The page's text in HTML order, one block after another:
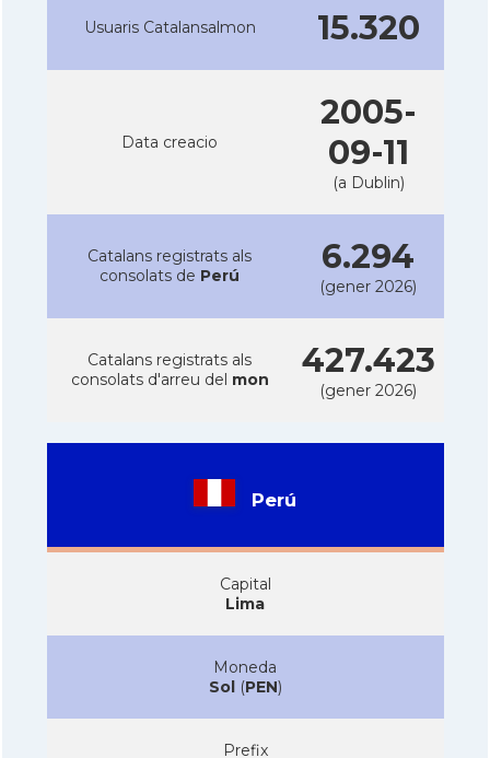
Usuaris Catalansalmon 15.320
Data creacio
2005-
09-11
(a Dublin)
Catalans registrats als
consolats de Perú 6.294
(gener 2026)
Catalans registrats als
consolats d'arreu del mon 427.423
(gener 2026)
Perú
Capital
Lima
Moneda
Sol(PEN)
Prefix